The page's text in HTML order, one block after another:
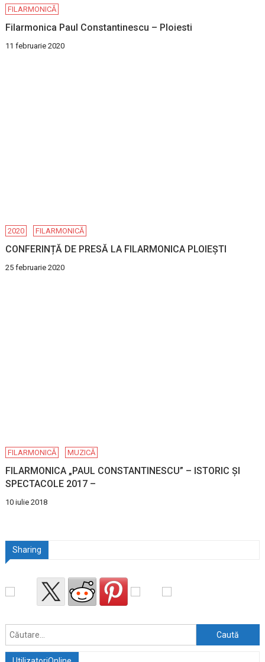
FILARMONICĂ
Filarmonica Paul Constantinescu – Ploiesti
11 februarie 2020
2020 FILARMONICĂ
CONFERINȚĂ DE PRESĂ LA FILARMONICA PLOIEȘTI
25 februarie 2020
FILARMONICĂ MUZICĂ
FILARMONICA „PAUL CONSTANTINESCU” – ISTORIC ȘI
SPECTACOLE 2017 –
10 iulie 2018
Sharing
Caută
după: